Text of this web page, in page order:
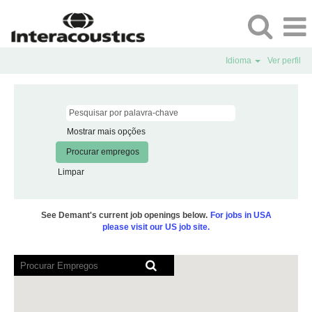
Idioma Ver perfil
Mostrar mais opções
Limpar
See Demant's current job openings below. For jobs in USA
please visit our US job site.
Os
leitores